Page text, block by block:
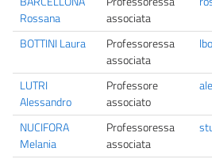
Rossana
associata
BOTTINI Laura
Professoressa
associata
LUTRI
Alessandro
Professore
associato
NUCIFORA
Melania
Professoressa
associata